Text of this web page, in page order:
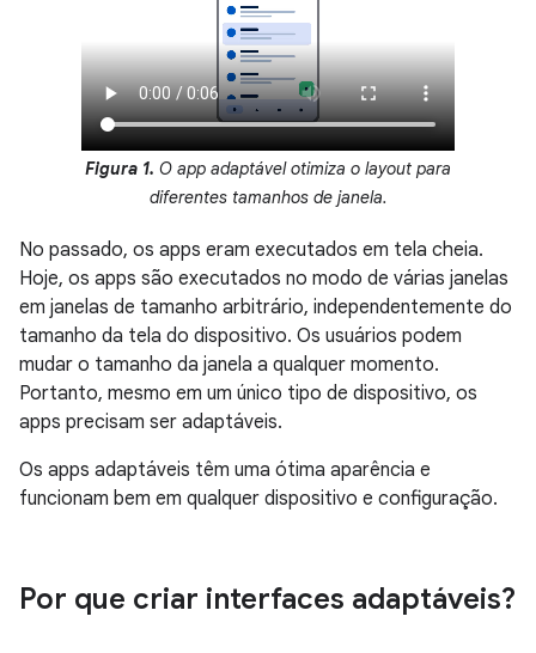
Figura 1. O app adaptável otimiza o layout para
diferentes tamanhos de janela.
No passado, os apps eram executados em tela cheia.
Hoje, os apps são executados no modo de várias janelas
em janelas de tamanho arbitrário, independentemente do
tamanho da tela do dispositivo. Os usuários podem
mudar o tamanho da janela a qualquer momento.
Portanto, mesmo em um único tipo de dispositivo, os
apps precisam ser adaptáveis.
Os apps adaptáveis têm uma ótima aparência e
funcionam bem em qualquer dispositivo e configuração.
Por que criar interfaces adaptáveis?